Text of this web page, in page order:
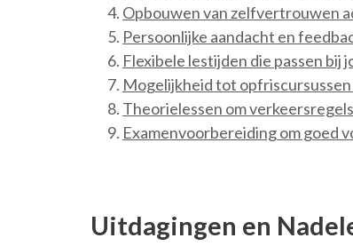
Opbouwen van zelfvertrouwen
Persoonlijke aandacht en
Flexibele lestijden die passen bij
Mogelijkheid tot
Theorielessen om
Examenvoorbereiding om goed
Uitdagingen en